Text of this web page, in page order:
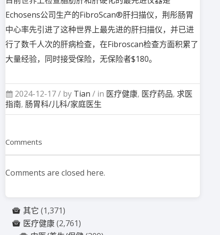
Echosens公司生产的FibroScan®肝扫描仪，荆彤肠胃
中心率先引进了这种世界上最先进的肝扫描仪，并已进
行了数千人次的肝病检查，在Fibroscan检查方面积累了
大量经验，同时接受保险，无保险者$180。
2024-12-17 / by Tian / in 医疗健康, 医疗药品, 求医
指南, 肠胃科/儿科/家庭医生
Comments
Comments are closed here.
其它 (1,371)
医疗健康(2,761)